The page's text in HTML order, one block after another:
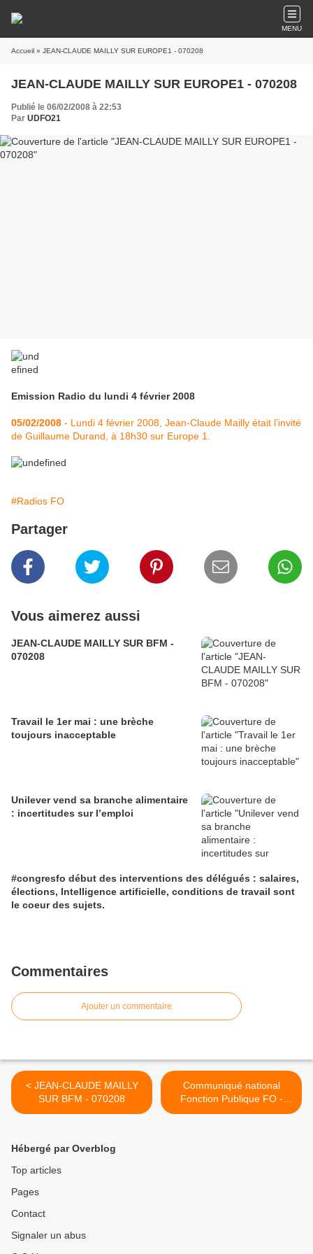
MENU
Accueil » JEAN-CLAUDE MAILLY SUR EUROPE1 - 070208
JEAN-CLAUDE MAILLY SUR EUROPE1 - 070208
Publié le 06/02/2008 à 22:53
Par UDFO21
Emission Radio du lundi 4 février 2008
05/02/2008 - Lundi 4 février 2008, Jean-Claude Mailly était l’invité
de Guillaume Durand, à 18h30 sur Europe 1.
#Radios FO
Partager
Vous aimerez aussi
JEAN-CLAUDE MAILLY SUR BFM -
070208
Travail le 1er mai : une brèche
toujours inacceptable
Unilever vend sa branche alimentaire
: incertitudes sur l’emploi
#congresfo début des interventions des délégués : salaires,
élections, Intelligence artificielle, conditions de travail sont
le coeur des sujets.
Commentaires
Ajouter un commentaire
< JEAN-CLAUDE MAILLY
SUR BFM - 070208
Communiqué national
Fonction Publique FO -
070208 >
Hébergé par Overblog
Top articles
Pages
Contact
Signaler un abus